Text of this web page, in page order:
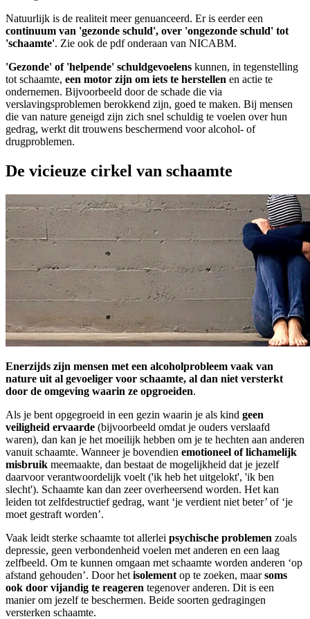
Natuurlijk is de realiteit meer genuanceerd. Er is eerder een
continuum van 'gezonde schuld', over 'ongezonde schuld' tot
'schaamte'. Zie ook de pdf onderaan van NICABM.
'Gezonde' of 'helpende' schuldgevoelens kunnen, in tegenstelling
tot schaamte, een motor zijn om iets te herstellen en actie te
ondernemen. Bijvoorbeeld door de schade die via
verslavingsproblemen berokkend zijn, goed te maken. Bij mensen
die van nature geneigd zijn zich snel schuldig te voelen over hun
gedrag, werkt dit trouwens beschermend voor alcohol- of
drugproblemen.
De vicieuze cirkel van schaamte
Enerzijds zijn mensen met een alcoholprobleem vaak van
nature uit al gevoeliger voor schaamte, al dan niet versterkt
door de omgeving waarin ze opgroeiden.
Als je bent opgegroeid in een gezin waarin je als kind geen
veiligheid ervaarde (bijvoorbeeld omdat je ouders verslaafd
waren), dan kan je het moeilijk hebben om je te hechten aan anderen
vanuit schaamte. Wanneer je bovendien emotioneel of lichamelijk
misbruik meemaakte, dan bestaat de mogelijkheid dat je jezelf
daarvoor verantwoordelijk voelt ('ik heb het uitgelokt', 'ik ben
slecht'). Schaamte kan dan zeer overheersend worden. Het kan
leiden tot zelfdestructief gedrag, want ‘je verdient niet beter’ of ‘je
moet gestraft worden’.
Vaak leidt sterke schaamte tot allerlei psychische problemen zoals
depressie, geen verbondenheid voelen met anderen en een laag
zelfbeeld. Om te kunnen omgaan met schaamte worden anderen ‘op
afstand gehouden’. Door het isolement op te zoeken, maarsoms
ook door vijandig te reageren tegenover anderen. Dit is een
manier om jezelf te beschermen. Beide soorten gedragingen
versterken schaamte.